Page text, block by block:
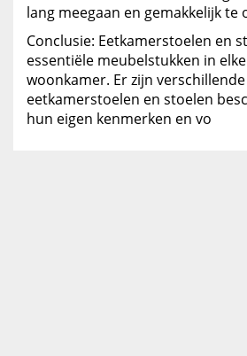
lang meegaan en gemakkelijk te
Conclusie: Eetkamerstoelen en
essentiële meubelstukken in
woonkamer. Er zijn
eetkamerstoelen en stoelen
hun eigen kenmerken en vo